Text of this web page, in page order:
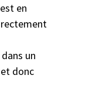
en
un
donc